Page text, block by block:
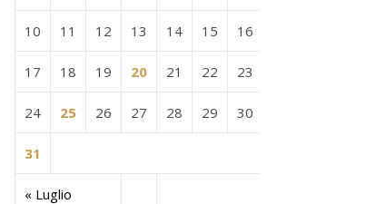
« Luglio
10 11 12 13 14 15 16
17 18 19 20 21 22 23
24 25 26 27 28 29 30
31